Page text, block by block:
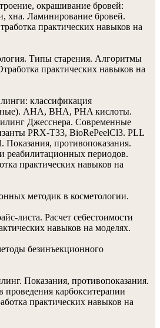
окрашивание бровей:
хна. Ламинирование бровей.
практических навыков на
Типы старения. Алгоритмы
практических навыков на
классификация
АHA, ВHА, PHA кислоты.
Джесснера. Современные
PRX-T33, BioRePeelCl3. PLL
Показания, противопоказания.
реабилитационных периодов.
практических навыков на
методик в косметологии.
листа. Расчет себестоимости
навыков на моделях.
безинъекционного
Показания, противопоказания.
проведения карбокситерапии
практических навыков на